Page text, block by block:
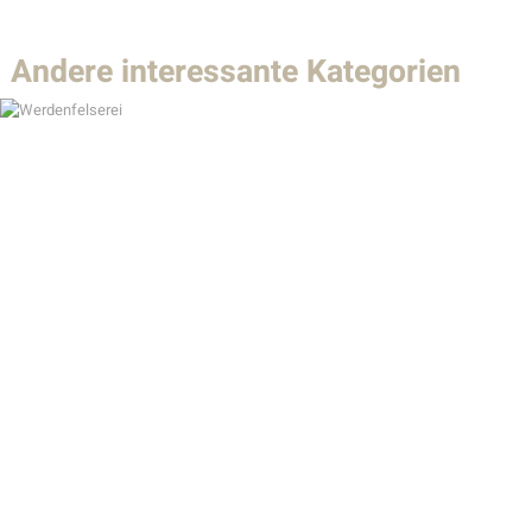
Andere interessante Kategorien